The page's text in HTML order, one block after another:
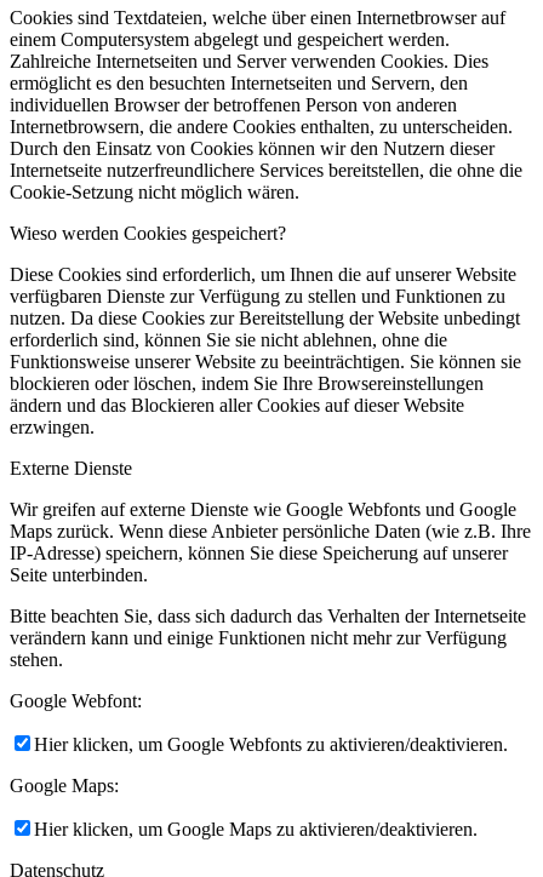
Cookies sind Textdateien, welche über einen Internetbrowser auf
einem Computersystem abgelegt und gespeichert werden.
Zahlreiche Internetseiten und Server verwenden Cookies. Dies
ermöglicht es den besuchten Internetseiten und Servern, den
individuellen Browser der betroffenen Person von anderen
Internetbrowsern, die andere Cookies enthalten, zu unterscheiden.
Durch den Einsatz von Cookies können wir den Nutzern dieser
Internetseite nutzerfreundlichere Services bereitstellen, die ohne die
Cookie-Setzung nicht möglich wären.
Wieso werden Cookies gespeichert?
Diese Cookies sind erforderlich, um Ihnen die auf unserer Website
verfügbaren Dienste zur Verfügung zu stellen und Funktionen zu
nutzen. Da diese Cookies zur Bereitstellung der Website unbedingt
erforderlich sind, können Sie sie nicht ablehnen, ohne die
Funktionsweise unserer Website zu beeinträchtigen. Sie können sie
blockieren oder löschen, indem Sie Ihre Browsereinstellungen
ändern und das Blockieren aller Cookies auf dieser Website
erzwingen.
Externe Dienste
Wir greifen auf externe Dienste wie Google Webfonts und Google
Maps zurück. Wenn diese Anbieter persönliche Daten (wie z.B. Ihre
IP-Adresse) speichern, können Sie diese Speicherung auf unserer
Seite unterbinden.
Bitte beachten Sie, dass sich dadurch das Verhalten der Internetseite
verändern kann und einige Funktionen nicht mehr zur Verfügung
stehen.
Google Webfont:
Hier klicken, um Google Webfonts zu aktivieren/deaktivieren.
Google Maps:
Hier klicken, um Google Maps zu aktivieren/deaktivieren.
Datenschutz